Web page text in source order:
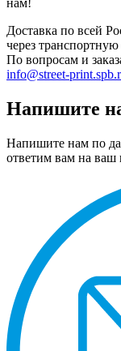
нам!
Доставка по всей
через
По вопросам и
info@street-
Напишите
Напишите нам по
ответим вам на ваш